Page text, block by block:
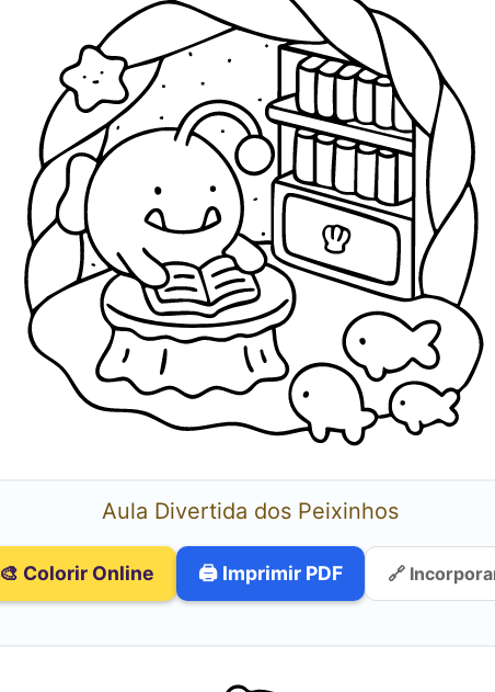
Aula Divertida dos Peixinhos
🎨 Colorir Online 🖨️ Imprimir PDF 🔗